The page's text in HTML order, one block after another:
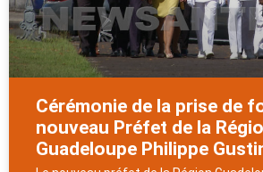
Cérémonie de la prise de
nouveau Préfet de la
Guadeloupe Philippe